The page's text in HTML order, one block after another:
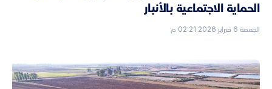
الحماية الاجتماعية بالأنبار
الجمعة 6 فبراير 2026 02:21 م